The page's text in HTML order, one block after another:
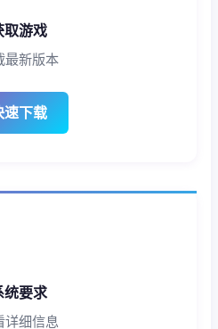
取游戏
最新版本
速下载
统要求
详细信息